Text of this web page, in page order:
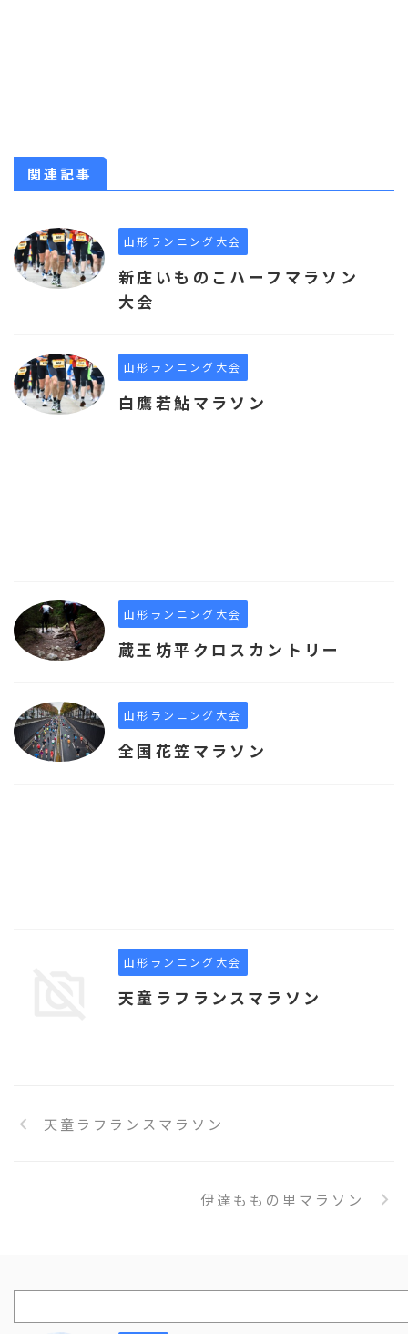
関連記事
山形ランニング大会
新庄いものこハーフマラソン
大会
山形ランニング大会
白鷹若鮎マラソン
山形ランニング大会
蔵王坊平クロスカントリー
山形ランニング大会
全国花笠マラソン
山形ランニング大会
天童ラフランスマラソン
天童ラフランスマラソン
伊達ももの里マラソン